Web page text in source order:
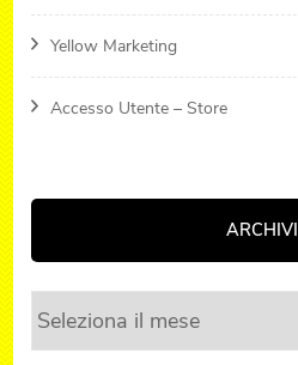
Yellow Marketing
Accesso Utente – Store
ARCHIVI
Archivi